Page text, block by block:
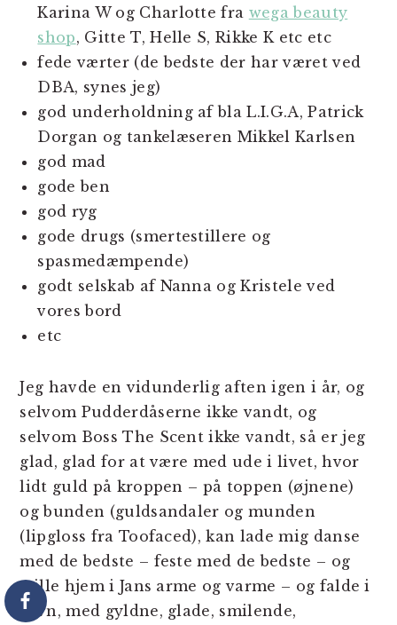
Karina W og Charlotte fra wega beauty
shop, Gitte T, Helle S, Rikke K etc etc
fede værter (de bedste der har været ved
DBA, synes jeg)
god underholdning af bla L.I.G.A, Patrick
Dorgan og tankelæseren Mikkel Karlsen
god mad
gode ben
god ryg
gode drugs (smertestillere og
spasmedæmpende)
godt selskab af Nanna og Kristele ved
vores bord
etc
Jeg havde en vidunderlig aften igen i år, og
selvom Pudderdåserne ikke vandt, og
selvom Boss The Scent ikke vandt, så er jeg
glad, glad for at være med ude i livet, hvor
lidt guld på kroppen – på toppen (øjnene)
og bunden (guldsandaler og munden
(lipgloss fra Toofaced), kan lade mig danse
med de bedste – feste med de bedste – og
trille hjem i Jans arme og varme – og falde i
søvn, med gyldne, glade, smilende,